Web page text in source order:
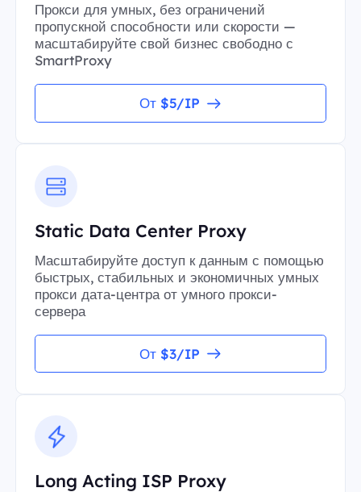
Прокси для умных, без ограничений
пропускной способности или скорости —
масштабируйте свой бизнес свободно с
SmartProxy
От $5/IP
Static Data Center Proxy
Масштабируйте доступ к данным с помощью
быстрых, стабильных и экономичных умных
прокси дата-центра от умного прокси-
сервера
От $3/IP
Long Acting ISP Proxy